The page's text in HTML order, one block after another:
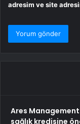
adresim ve site
Ares
sağlık kredisine